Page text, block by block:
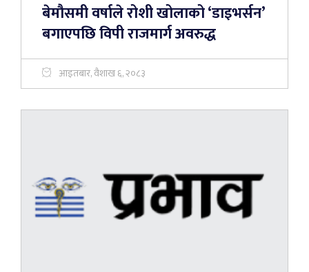
बेमौसमी वर्षाले रोशी खोलाको ‘डाइभर्सन’
बगाएपछि विपी राजमार्ग अवरुद्ध
आइतबार, वैशाख ६, २०८३